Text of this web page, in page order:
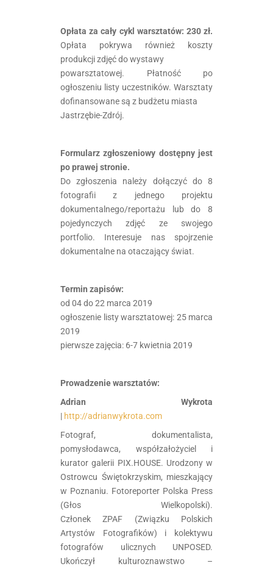
Opłata za cały cykl warsztatów: 230 zł.
Opłata pokrywa również koszty
produkcji zdjęć do wystawy
powarsztatowej. Płatność po
ogłoszeniu listy uczestników. Warsztaty
dofinansowane są z budżetu miasta
Jastrzębie-Zdrój.
Formularz zgłoszeniowy dostępny jest
po prawej stronie.
Do zgłoszenia należy dołączyć do 8
fotografii z jednego projektu
dokumentalnego/reportażu lub do 8
pojedynczych zdjęć ze swojego
portfolio. Interesuje nas spojrzenie
dokumentalne na otaczający świat.
Termin zapisów:
od 04 do 22 marca 2019
ogłoszenie listy warsztatowej: 25 marca
2019
pierwsze zajęcia: 6-7 kwietnia 2019
Prowadzenie warsztatów:
Adrian Wykrota
| http://adrianwykrota.com
Fotograf, dokumentalista,
pomysłodawca, współzałożyciel i
kurator galerii PIX.HOUSE. Urodzony w
Ostrowcu Świętokrzyskim, mieszkający
w Poznaniu. Fotoreporter Polska Press
(Głos Wielkopolski).
Członek ZPAF (Związku Polskich
Artystów Fotografików) i kolektywu
fotografów ulicznych UNPOSED.
Ukończył kulturoznawstwo –